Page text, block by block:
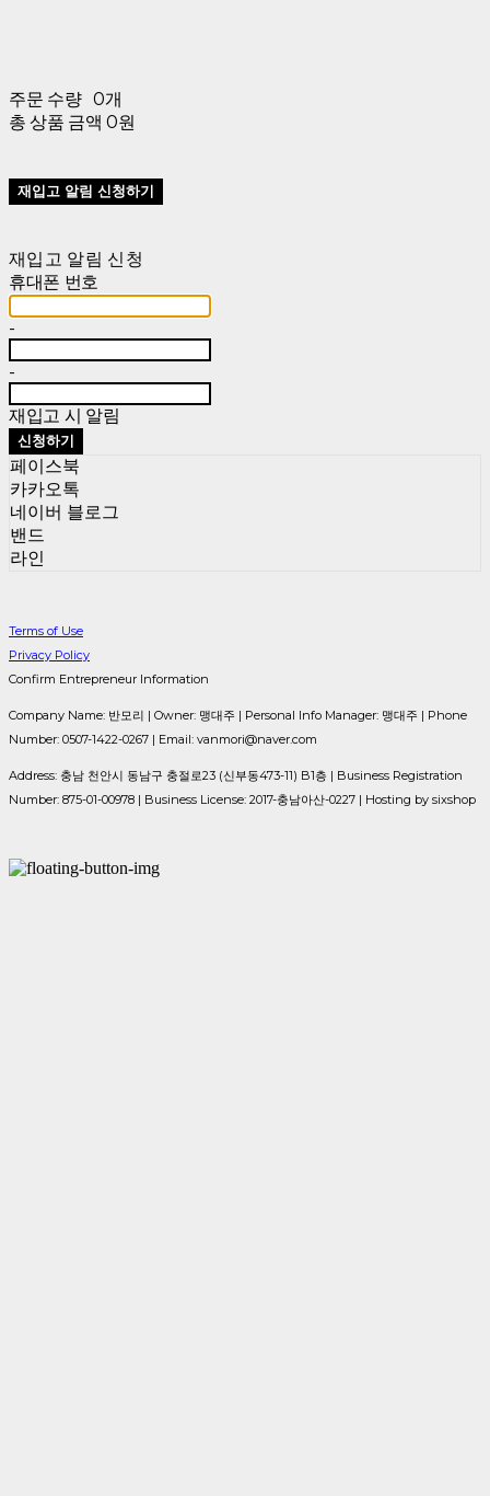
주문 수량 0개
총 상품 금액 0원
재입고 알림 신청하기
재입고 알림 신청
휴대폰 번호
-
-
재입고 시 알림
신청하기
페이스북
카카오톡
네이버 블로그
밴드
라인
Terms of Use
Privacy Policy
Confirm Entrepreneur Information
Company Name: 반모리 | Owner: 맹대주 | Personal Info Manager: 맹대주 | Phone
Number: 0507-1422-0267 | Email: vanmori@naver.com
Address: 충남 천안시 동남구 충절로23 (신부동473-11) B1층 | Business Registration
Number: 875-01-00978 | Business License: 2017-충남아산-0227 | Hosting by sixshop